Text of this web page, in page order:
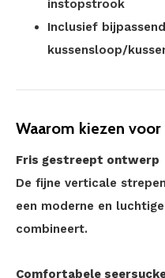
instopstrook
Inclusief
kussensloop/
Waarom kiezen
Fris gestreept ontwerp
De fijne verticale
een moderne en
combineert.
Comfortabele